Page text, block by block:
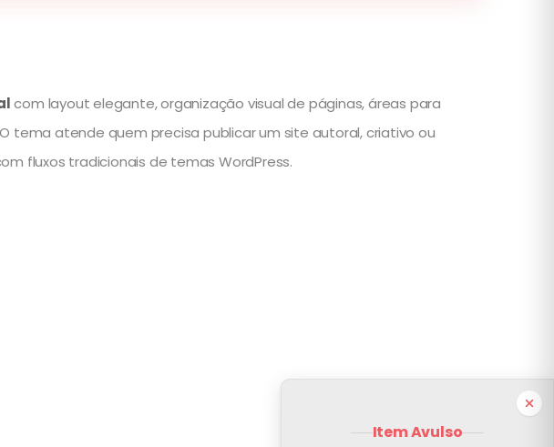
com layout elegante, organização visual de páginas, áreas para
tema atende quem precisa publicar um site autoral, criativo ou
fluxos tradicionais de temas WordPress.
Item Avulso